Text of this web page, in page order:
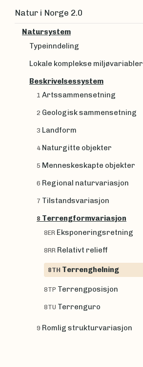
Natur i Norge 2.0
Natursystem
Typeinndeling
Lokale komplekse miljøvariabler
Beskrivelsessystem
1 Artssammensetning
2 Geologisk sammensetning
3 Landform
4 Naturgitte objekter
5 Menneskeskapte objekter
6 Regional naturvariasjon
7 Tilstandsvariasjon
8 Terrengformvariasjon
8ER Eksponeringsretning
8RR Relativt relieff
8TH Terrenghelning
8TP Terrengposisjon
8TU Terrenguro
9 Romlig strukturvariasjon